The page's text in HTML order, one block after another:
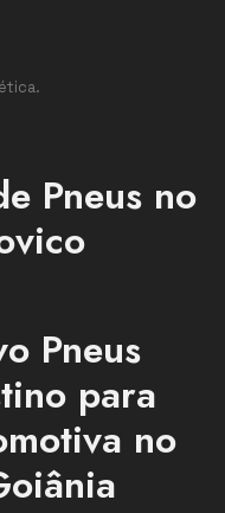
Pneus no
Pneus
para
no